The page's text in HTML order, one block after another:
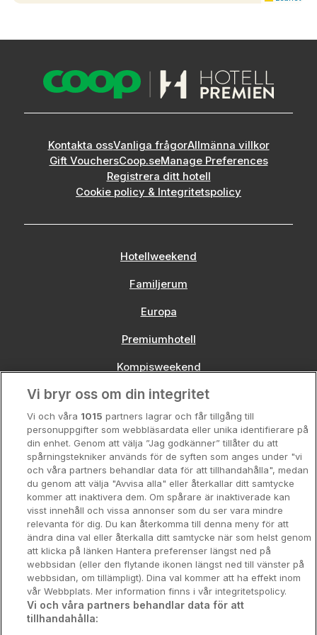
Kontakta ossVanliga frågorAllmänna villkor
Gift VouchersCoop.seManage Preferences
Registrera ditt hotell
Cookie policy & Integritetspolicy
Hotellweekend
Familjerum
Europa
Premiumhotell
Kompisweekend
Storstadsweekend
Hotellrum under 995 kr
Spahotell
Sydsverige
Om Hotellpremien
Nya hotell
Stadsweekend
Booking Enquiries:
Vi bryr oss om din integritet
Vi och våra 1015 partners lagrar och får tillgång till
personuppgifter som webbläsardata eller unika identifierare på
din enhet. Genom att välja ”Jag godkänner” tillåter du att
spårningstekniker används för de syften som anges under "vi
och våra partners behandlar data för att tillhandahålla", medan
du genom att välja "Avvisa alla" eller återkallar ditt samtycke
kommer att inaktivera dem. Om spårare är inaktiverade kan
visst innehåll och vissa annonser som du ser vara mindre
relevanta för dig. Du kan återkomma till denna meny för att
ändra dina val eller återkalla ditt samtycke när som helst genom
att klicka på länken Hantera preferenser längst ned på
webbsidan (eller den flytande ikonen längst ned till vänster på
webbsidan, om tillämpligt). Dina val kommer att ha effekt inom
vår Webbplats. Mer information finns i vår integritetspolicy.
Vi och våra partners behandlar data för att
tillhandahålla: